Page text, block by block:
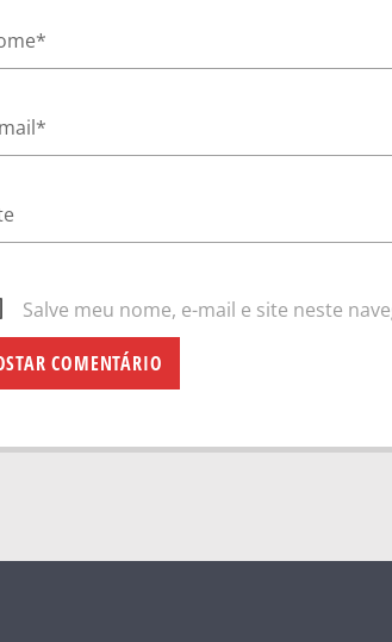
Salve meu nome, e-mail e site neste